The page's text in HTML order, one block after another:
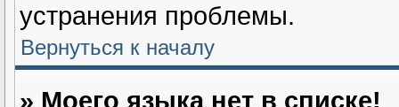
устранения проблемы.
Вернуться к началу
» Моего языка нет в списке!